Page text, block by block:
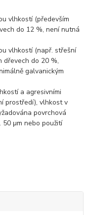
vlhkostí (především
do 12 %, není nutná
vlhkostí (např. střešní
dřevech do 20 %,
galvanickým
a agresivními
prostředí), vlhkost v
povrchová
50 μm nebo použití